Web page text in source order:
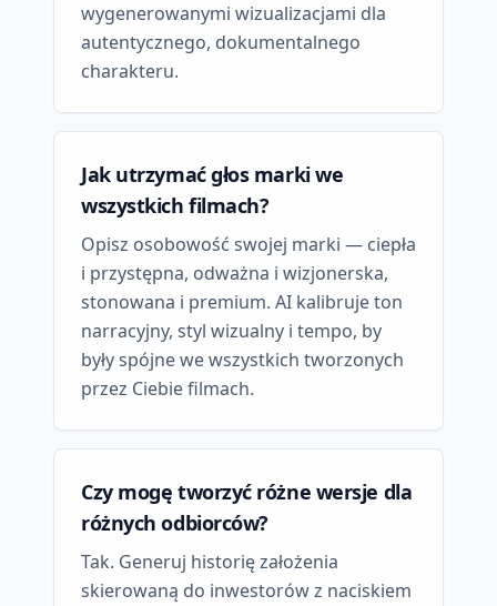
wygenerowanymi wizualizacjami dla
autentycznego, dokumentalnego
charakteru.
Jak utrzymać głos marki we
wszystkich filmach?
Opisz osobowość swojej marki — ciepła
i przystępna, odważna i wizjonerska,
stonowana i premium. AI kalibruje ton
narracyjny, styl wizualny i tempo, by
były spójne we wszystkich tworzonych
przez Ciebie filmach.
Czy mogę tworzyć różne wersje dla
różnych odbiorców?
Tak. Generuj historię założenia
skierowaną do inwestorów z naciskiem